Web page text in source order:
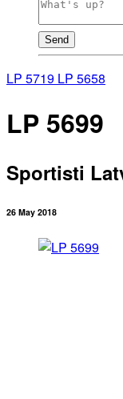
Send
LP 5719 LP 5658
LP 5699
Sportisti
26 May 2018